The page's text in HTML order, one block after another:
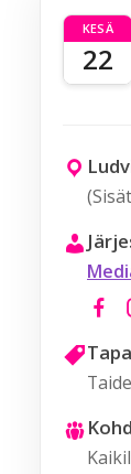
KESÄ
22